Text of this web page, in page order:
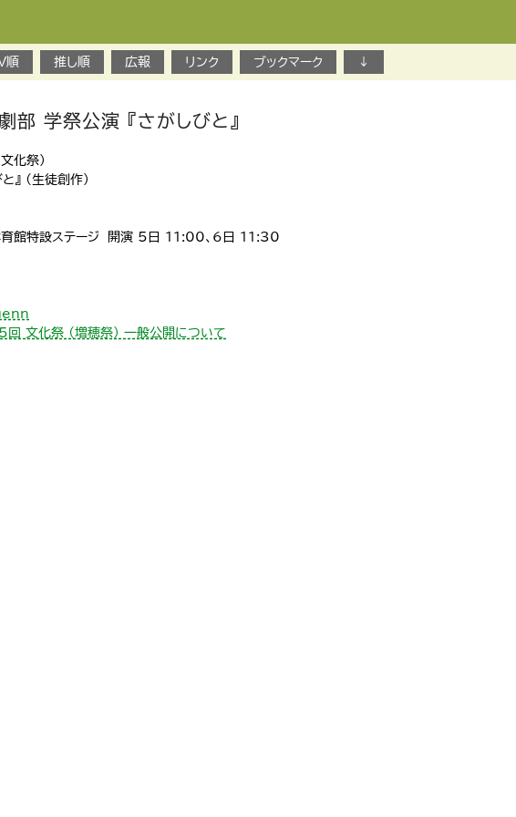
順 推し順 広報 リンク ブックマーク ↓
学祭公演 『さがしびと』
化祭）
』 (生徒創作)
育館特設ステージ 開演 5日 11:00、6日 11:30
文化祭 （増穂祭） 一般公開について